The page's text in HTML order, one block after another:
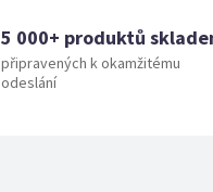
5 000+ produktů
připravených k okamžitému
odeslání